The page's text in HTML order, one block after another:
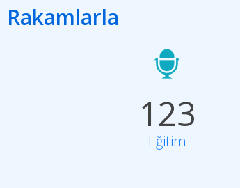
Rakamlarla
123
Eğitim